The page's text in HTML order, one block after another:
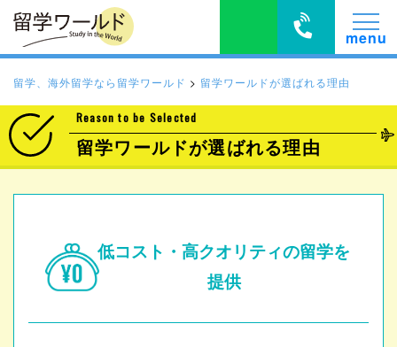
留学、海外留学なら留学ワールド > 留学ワールドが選ばれる理由
Reason to be Selected
留学ワールドが選ばれる理由
低コスト・高クオリティの留学を
提供